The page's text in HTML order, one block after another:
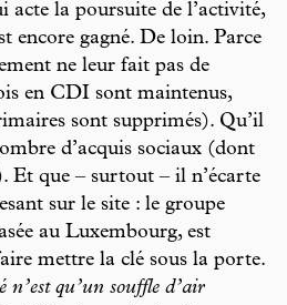
acte la poursuite de l’activité,
encore gagné. De loin. Parce
ne leur fait pas de
en CDI sont maintenus,
sont supprimés). Qu’il
d’acquis sociaux (dont
Et que – surtout – il n’écarte
sur le site : le groupe
au Luxembourg, est
mettre la clé sous la porte.
qu’un souffle d’air